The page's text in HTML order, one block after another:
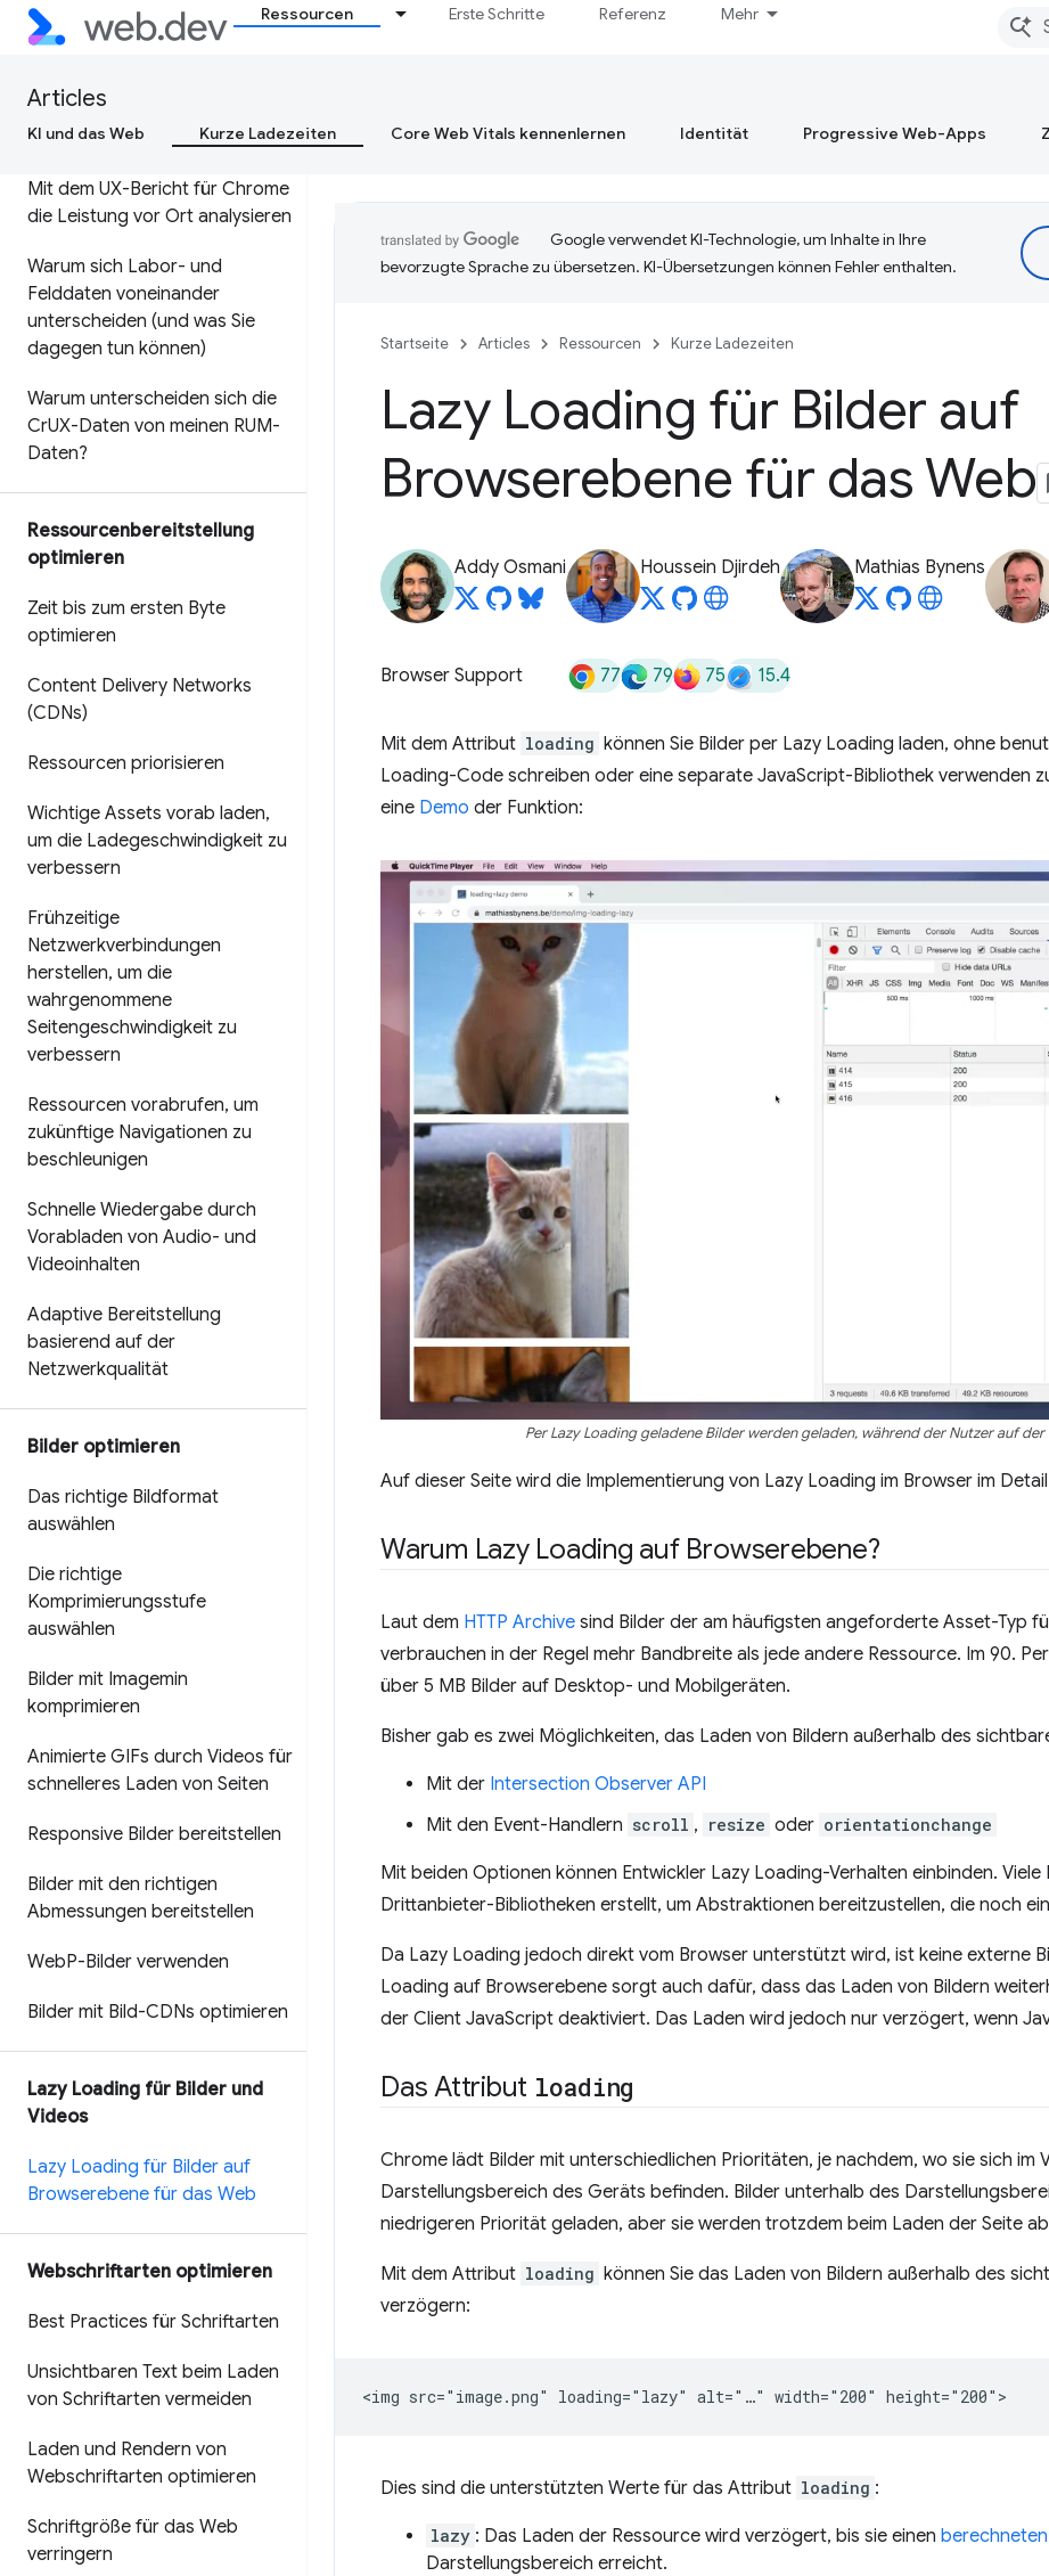
Ressourcen Erste Schritte Referenz Mehr
Articles
KI und das Web Kurze Ladezeiten Core Web Vitals kennenlernen Identität Progressive Web-Apps
Core Web Vitals für
Entscheidungsträger in
Leistung vor Ort messen
Mit dem UX-Bericht für Chrome
die Leistung vor Ort analysieren
Warum sich Labor- und
Felddaten voneinander
unterscheiden (und was Sie
dagegen tun können)
Warum unterscheiden sich die
CrUX-Daten von meinen RUM-
Daten?
Ressourcenbereitstellung
optimieren
Zeit bis zum ersten Byte
optimieren
Content Delivery Networks
(CDNs)
Ressourcen priorisieren
Wichtige Assets vorab laden,
um die Ladegeschwindigkeit zu
verbessern
Frühzeitige
Netzwerkverbindungen
herstellen, um die
wahrgenommene
Seitengeschwindigkeit zu
verbessern
Ressourcen vorabrufen, um
zukünftige Navigationen zu
beschleunigen
Schnelle Wiedergabe durch
Vorabladen von Audio- und
Videoinhalten
Adaptive Bereitstellung
basierend auf der
Netzwerkqualität
Bilder optimieren
Das richtige Bildformat
auswählen
Die richtige
Komprimierungsstufe
auswählen
Bilder mit Imagemin
komprimieren
Animierte GIFs durch Videos für
schnelleres Laden von Seiten
Responsive Bilder bereitstellen
Bilder mit den richtigen
Abmessungen bereitstellen
WebP-Bilder verwenden
Bilder mit Bild-CDNs optimieren
Lazy Loading für Bilder und
Videos
Lazy Loading für Bilder auf
Browserebene für das Web
Webschriftarten optimieren
Best Practices für Schriftarten
Unsichtbaren Text beim Laden
von Schriftarten vermeiden
Laden und Rendern von
Webschriftarten optimieren
Schriftgröße für das Web
verringern
Google verwendet KI-Technologie, um Inhalte in Ihre
bevorzugte Sprache zu übersetzen. KI-Übersetzungen können Fehler enthalten.
Startseite Articles Ressourcen Kurze Ladezeiten
Lazy Loading für Bilder auf
Browserebene für das Web
Addy Osmani Houssein Djirdeh Mathias Bynens
Browser Support 77 79 75 15.4
Mit dem Attribut loading können Sie Bilder per Lazy Loading laden, ohne
Loading-Code schreiben oder eine separate JavaScript-Bibliothek verwenden
eine Demo der Funktion:
Per Lazy Loading geladene Bilder werden geladen, während der Nutzer auf
Auf dieser Seite wird die Implementierung von Lazy Loading im Browser im
Warum Lazy Loading auf Browserebene?
Laut dem HTTP Archive sind Bilder der am häufigsten angeforderte Asset-Typ
verbrauchen in der Regel mehr Bandbreite als jede andere Ressource. Im 90.
über 5 MB Bilder auf Desktop- und Mobilgeräten.
Bisher gab es zwei Möglichkeiten, das Laden von Bildern außerhalb des
Mit der Intersection Observer API
Mit den Event-Handlern scroll , resize oder orientationchange
Mit beiden Optionen können Entwickler Lazy Loading-Verhalten einbinden. Viele
Drittanbieter-Bibliotheken erstellt, um Abstraktionen bereitzustellen, die noch
Da Lazy Loading jedoch direkt vom Browser unterstützt wird, ist keine externe
Loading auf Browserebene sorgt auch dafür, dass das Laden von Bildern
der Client JavaScript deaktiviert. Das Laden wird jedoch nur verzögert, wenn
Das Attribut loading
Chrome lädt Bilder mit unterschiedlichen Prioritäten, je nachdem, wo sie sich im
Darstellungsbereich des Geräts befinden. Bilder unterhalb des
niedrigeren Priorität geladen, aber sie werden trotzdem beim Laden der Seite
Mit dem Attribut loading können Sie das Laden von Bildern außerhalb des
verzögern:
Dies sind die unterstützten Werte für das Attribut loading :
lazy : Das Laden der Ressource wird verzögert, bis sie einen
Darstellungsbereich erreicht.